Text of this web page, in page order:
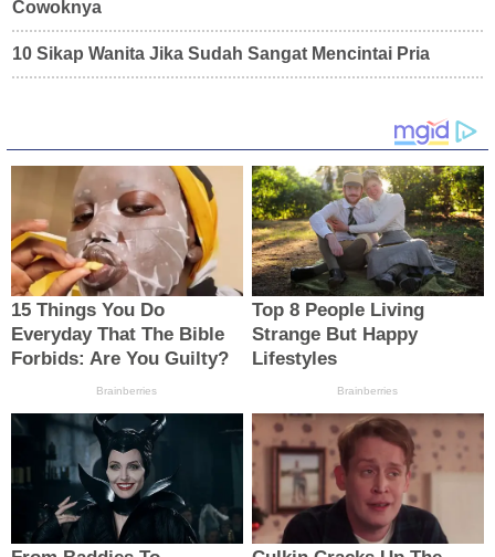
Cowoknya
10 Sikap Wanita Jika Sudah Sangat Mencintai Pria